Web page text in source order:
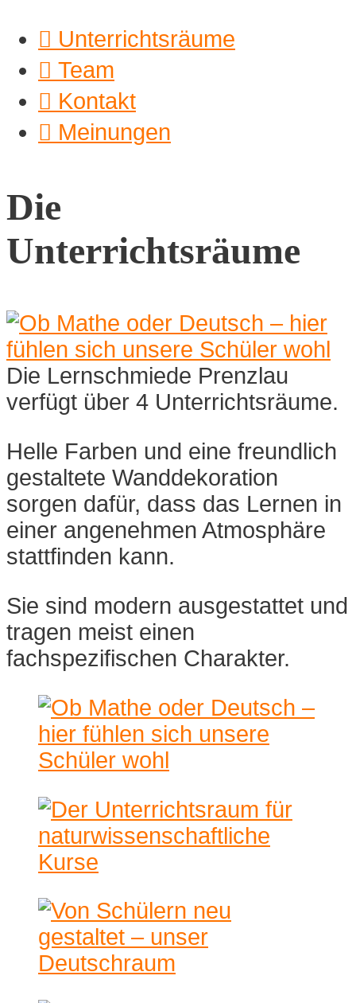
 Unterrichtsräume
 Team
 Kontakt
 Meinungen
Die
Unterrichtsräume
Die Lernschmiede Prenzlau
verfügt über 4 Unterrichtsräume.
Helle Farben und eine freundlich
gestaltete Wanddekoration
sorgen dafür, dass das Lernen in
einer angenehmen Atmosphäre
stattfinden kann.
Sie sind modern ausgestattet und
tragen meist einen
fachspezifischen Charakter.